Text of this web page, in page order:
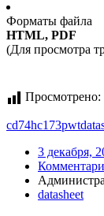
Форматы файла
HTML, PDF
(Для просмотра
Просмотрено:
cd74hc173pwt
3 декабря,
datasheet